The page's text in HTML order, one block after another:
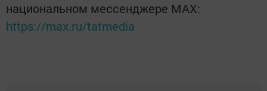
национальном мессенджере MАХ:
https://max.ru/tatmedia